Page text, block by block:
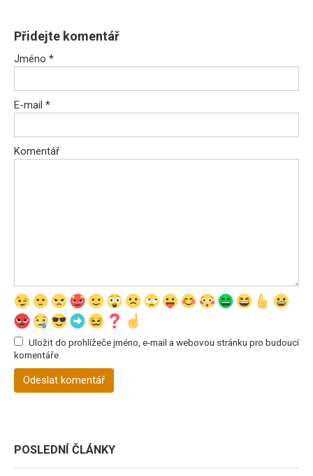
Přidejte komentář
Jméno *
E-mail *
Komentář
Uložit do prohlížeče jméno, e-mail a webovou stránku pro budoucí
komentáře.
POSLEDNÍ ČLÁNKY